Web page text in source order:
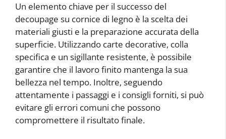
Un elemento chiave per il successo del
decoupage su cornice di legno è la scelta dei
materiali giusti e la preparazione accurata della
superficie. Utilizzando carte decorative, colla
specifica e un sigillante resistente, è possibile
garantire che il lavoro finito mantenga la sua
bellezza nel tempo. Inoltre, seguendo
attentamente i passaggi e i consigli forniti, si può
evitare gli errori comuni che possono
compromettere il risultato finale.